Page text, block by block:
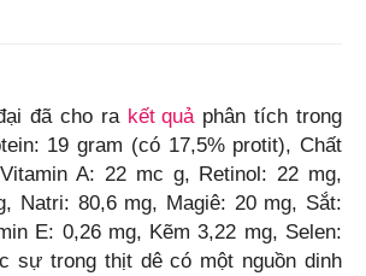
đã cho ra kết quảphân tích trong
19 gram (có 17,5% protit), Chất
A: 22 mc g, Retinol: 22 mg,
Natri: 80,6 mg, Magiê: 20 mg, Sắt:
E: 0,26 mg, Kẽm 3,22 mg, Selen:
sự trong thịt dê có một nguồn dinh